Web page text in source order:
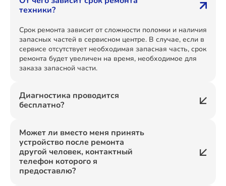
техники?
Срок ремонта зависит от сложности поломки и наличия
запасных частей в сервисном центре. В случае, если в
сервисе отсутствует необходимая запасная часть, срок
ремонта будет увеличен на время, необходимое для
заказа запасной части.
Диагностика проводится
бесплатно?
Может ли вместо меня принять
устройство после ремонта
другой человек, контактный
телефон которого я
предоставлю?